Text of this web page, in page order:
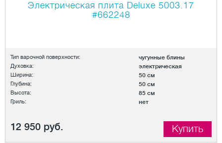
Электрическая плита Deluxe 5003.17
#662248
Тип варочной поверхности: чугунные блины
Духовка: электрическая
Ширина: 50 см
Глубина: 50 см
Высота: 85 см
Гриль: нет
12 950 руб. Купить